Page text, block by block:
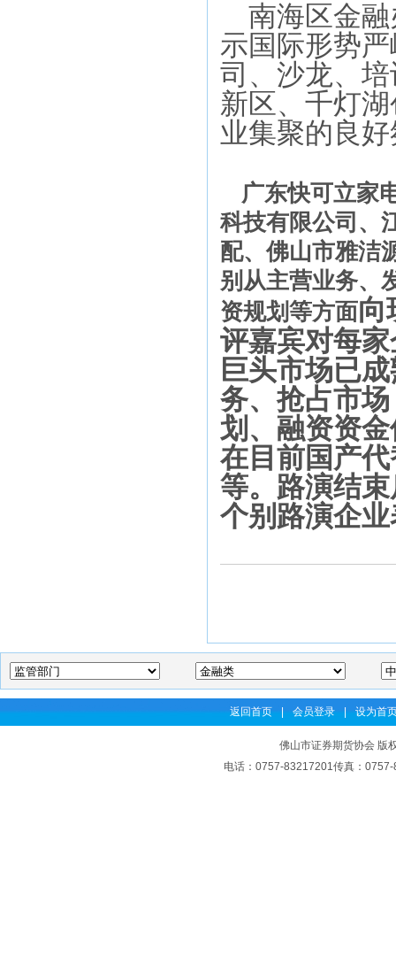
南海区金融
示国际形势
司、沙龙、
新区、千灯
业集聚的良
广东快可立家
科技有限公司、
配、佛山市雅洁
别从主营业务、
资规划等方面向
评嘉宾对每
巨头市场已
务、抢占市
划、融资资
在目前国产
等。路演结
个别路演企
返回首页 | 会员登录 | 设为首
佛山市证券期货协会 版
电话：0757-83217201传真：